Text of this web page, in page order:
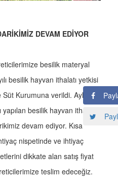
DEVAM EDİYOR
besilik materyal
besilik hayvan ithalatı yetkisi
Süt Kurumuna verildi. Aylara
besilik hayvan ithalatı
devam ediyor. Kısa
nispetinde ve ihtiyaç
dikkate alan satış fiyat
teslim edeceğiz.